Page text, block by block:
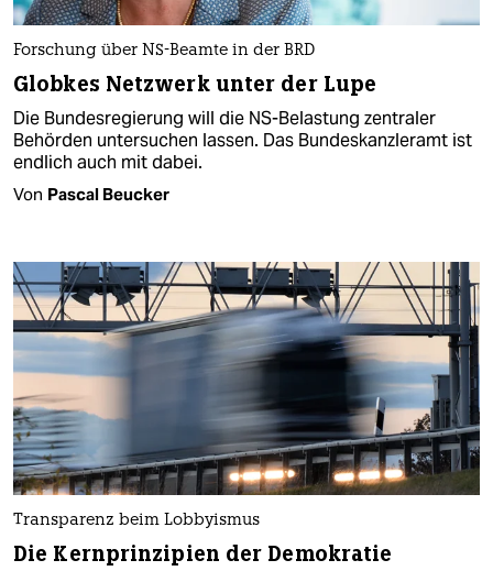
Forschung über NS-Beamte in der BRD
Globkes Netzwerk unter der Lupe
Die Bundesregierung will die NS-Belastung zentraler
Behörden untersuchen lassen. Das Bundeskanzleramt ist
endlich auch mit dabei.
Von Pascal Beucker
Transparenz beim Lobbyismus
Die Kernprinzipien der Demokratie